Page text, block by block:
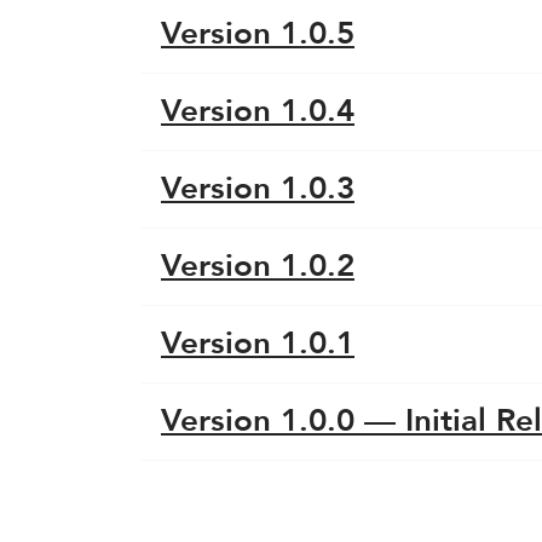
Version 1.0.5
Version 1.0.4
Version 1.0.3
Version 1.0.2
Version 1.0.1
Version 1.0.0 — Initial